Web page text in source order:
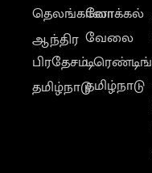
தெலங்கானா
ஆந்திர
பிரதேசம்
தமிழ்நாடு
லோக்கல்
வேலை
டிரெண்டிங்
தமிழ்நாடு